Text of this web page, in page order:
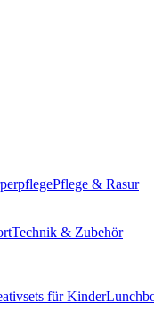
Pflege & Rasur
Technik & Zubehör
für Kinder